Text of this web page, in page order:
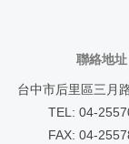
聯絡地址
台中市后里區三月
TEL: 04-
FAX: 04-